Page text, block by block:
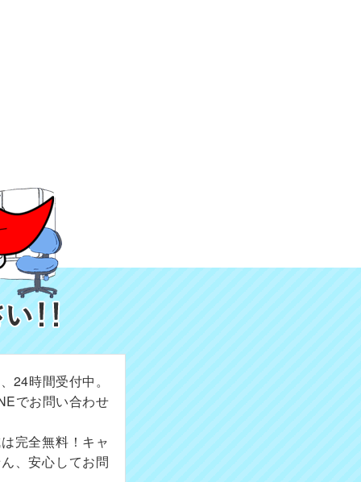
24時間受付中。
でお問い合わせ
完全無料！キャ
、安心してお問